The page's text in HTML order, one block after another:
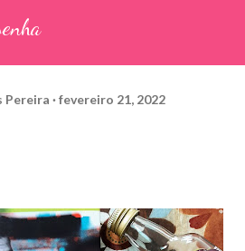
Pereira fevereiro 21, 2022